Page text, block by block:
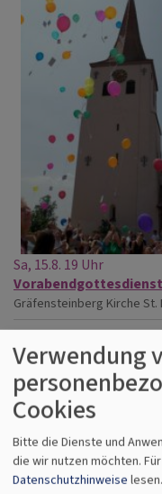
Sa, 15.8. 19 Uhr
Gräfensteinberg Kirche St.
Verwendung
Cookies
Bitte die Dienste und
die wir nutzen möchten.
Datenschutzhinweise lesen.